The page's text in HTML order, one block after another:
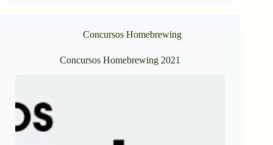
Concursos Homebrewing
Concursos Homebrewing 2021